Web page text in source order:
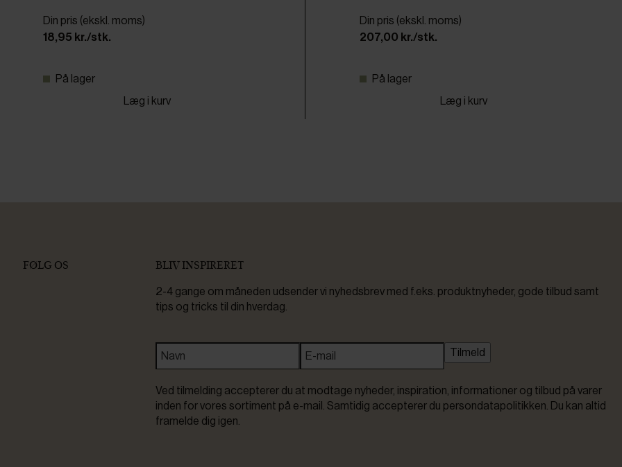
Din pris (ekskl. moms)
18,95 kr./stk.
På lager
Læg i kurv
Din pris (ekskl. moms)
207,00 kr./stk.
På lager
Læg i kurv
FØLG OS BLIV INSPIRERET
2-4 gange om måneden udsender vi nyhedsbrev med f.eks. produktnyheder, gode tilbud samt
tips og tricks til din hverdag.
Tilmeld
Ved tilmelding accepterer du at modtage nyheder, inspiration, informationer og tilbud på varer
inden for vores sortiment på e-mail. Samtidig accepterer du persondatapolitikken. Du kan altid
framelde dig igen.